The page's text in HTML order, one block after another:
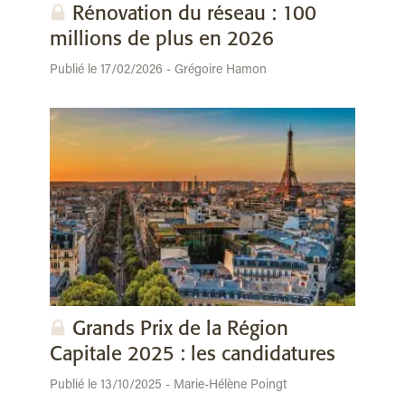
Rénovation du réseau : 100
millions de plus en 2026
Publié le 17/02/2026 - Grégoire Hamon
Grands Prix de la Région
Capitale 2025 : les candidatures
Publié le 13/10/2025 - Marie-Hélène Poingt